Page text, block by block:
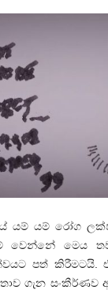
යම් රෝග ලක්ෂණ
වෙන්නේ මෙය
පත් කිරීමටයි. ඒ
ගැන